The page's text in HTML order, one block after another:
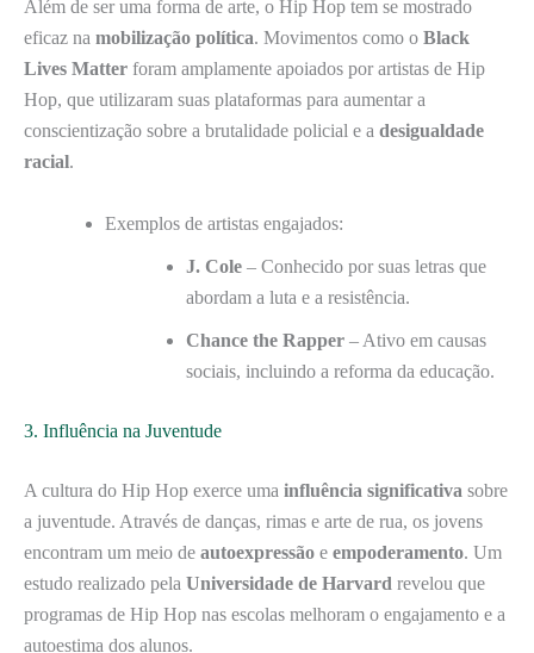
Além de ser uma forma de arte, o Hip Hop tem se mostrado
eficaz na mobilização política. Movimentos como o Black
Lives Matter foram amplamente apoiados por artistas de Hip
Hop, que utilizaram suas plataformas para aumentar a
conscientização sobre a brutalidade policial e a desigualdade
racial.
Exemplos de artistas engajados:
J. Cole – Conhecido por suas letras que
abordam a luta e a resistência.
Chance the Rapper – Ativo em causas
sociais, incluindo a reforma da educação.
3. Influência na Juventude
A cultura do Hip Hop exerce uma influência significativa sobre
a juventude. Através de danças, rimas e arte de rua, os jovens
encontram um meio de autoexpressão e empoderamento. Um
estudo realizado pela Universidade de Harvard revelou que
programas de Hip Hop nas escolas melhoram o engajamento e a
autoestima dos alunos.